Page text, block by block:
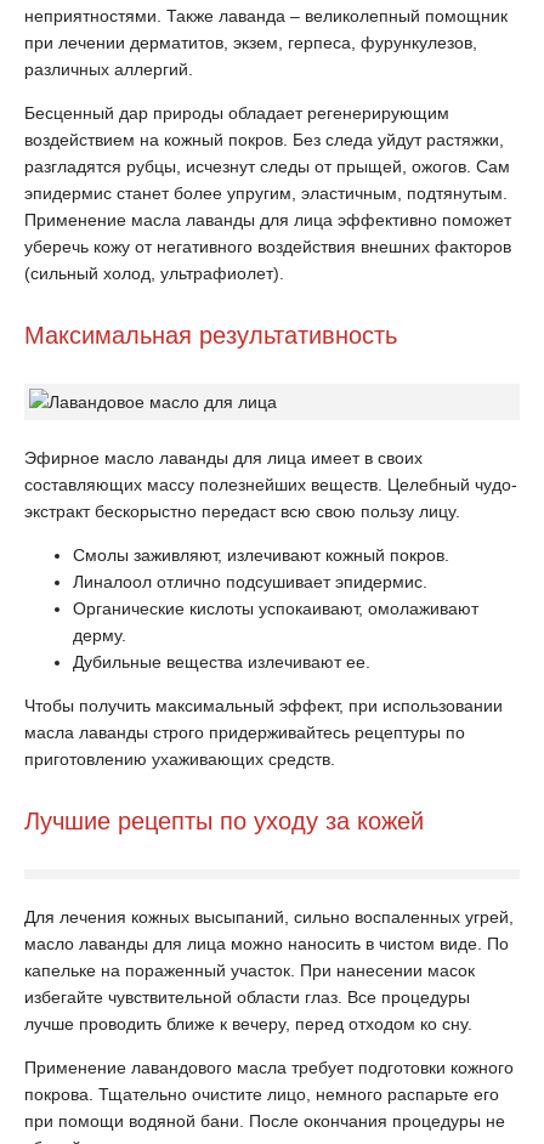
неприятностями. Также лаванда – великолепный помощник
при лечении дерматитов, экзем, герпеса, фурункулезов,
различных аллергий.
Бесценный дар природы обладает регенерирующим
воздействием на кожный покров. Без следа уйдут растяжки,
разгладятся рубцы, исчезнут следы от прыщей, ожогов. Сам
эпидермис станет более упругим, эластичным, подтянутым.
Применение масла лаванды для лица эффективно поможет
уберечь кожу от негативного воздействия внешних факторов
(сильный холод, ультрафиолет).
Максимальная результативность
Эфирное масло лаванды для лица имеет в своих
составляющих массу полезнейших веществ. Целебный чудо-
экстракт бескорыстно передаст всю свою пользу лицу.
Смолы заживляют, излечивают кожный покров.
Линалоол отлично подсушивает эпидермис.
Органические кислоты успокаивают, омолаживают
дерму.
Дубильные вещества излечивают ее.
Чтобы получить максимальный эффект, при использовании
масла лаванды строго придерживайтесь рецептуры по
приготовлению ухаживающих средств.
Лучшие рецепты по уходу за кожей
Для лечения кожных высыпаний, сильно воспаленных угрей,
масло лаванды для лица можно наносить в чистом виде. По
капельке на пораженный участок. При нанесении масок
избегайте чувствительной области глаз. Все процедуры
лучше проводить ближе к вечеру, перед отходом ко сну.
Применение лавандового масла требует подготовки кожного
покрова. Тщательно очистите лицо, немного распарьте его
при помощи водяной бани. После окончания процедуры не